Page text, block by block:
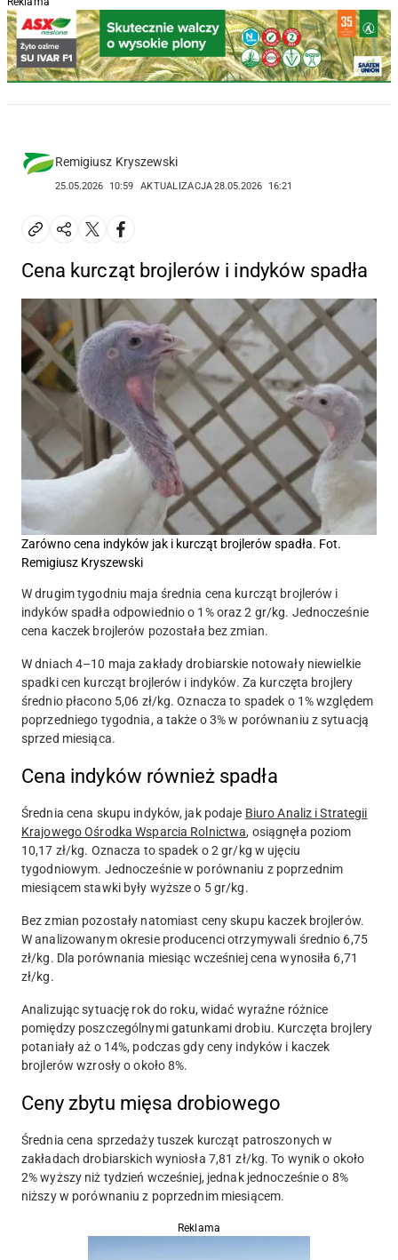
Remigiusz Kryszewski
25.05.2026 10:59 AKTUALIZACJA28.05.2026 16:21
Cena kurcząt brojlerów i indyków spadła
Zarówno cena indyków jak i kurcząt brojlerów spadła. Fot.
Remigiusz Kryszewski
W drugim tygodniu maja średnia cena kurcząt brojlerów i
indyków spadła odpowiednio o 1% oraz 2 gr/kg. Jednocześnie
cena kaczek brojlerów pozostała bez zmian.
W dniach 4–10 maja zakłady drobiarskie notowały niewielkie
spadki cen kurcząt brojlerów i indyków. Za kurczęta brojlery
średnio płacono 5,06 zł/kg. Oznacza to spadek o 1% względem
poprzedniego tygodnia, a także o 3% w porównaniu z sytuacją
sprzed miesiąca.
Cena indyków również spadła
Średnia cena skupu indyków, jak podaje Biuro Analiz i Strategii
Krajowego Ośrodka Wsparcia Rolnictwa, osiągnęła poziom
10,17 zł/kg. Oznacza to spadek o 2 gr/kg w ujęciu
tygodniowym. Jednocześnie w porównaniu z poprzednim
miesiącem stawki były wyższe o 5 gr/kg.
Bez zmian pozostały natomiast ceny skupu kaczek brojlerów.
W analizowanym okresie producenci otrzymywali średnio 6,75
zł/kg. Dla porównania miesiąc wcześniej cena wynosiła 6,71
zł/kg.
Analizując sytuację rok do roku, widać wyraźne różnice
pomiędzy poszczególnymi gatunkami drobiu. Kurczęta brojlery
potaniały aż o 14%, podczas gdy ceny indyków i kaczek
brojlerów wzrosły o około 8%.
Ceny zbytu mięsa drobiowego
Średnia cena sprzedaży tuszek kurcząt patroszonych w
zakładach drobiarskich wyniosła 7,81 zł/kg. To wynik o około
2% wyższy niż tydzień wcześniej, jednak jednocześnie o 8%
niższy w porównaniu z poprzednim miesiącem.
Reklama